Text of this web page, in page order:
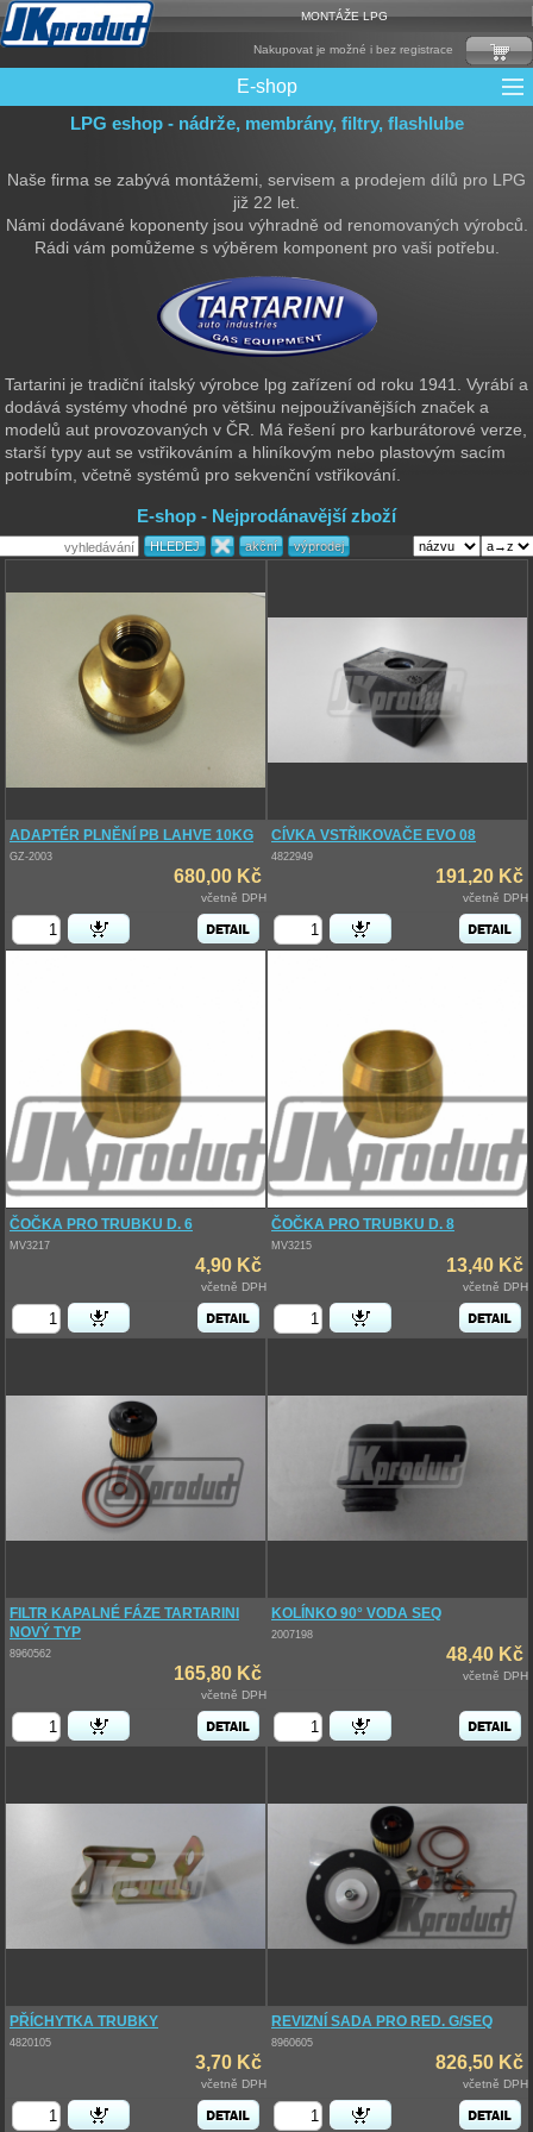
MONTÁŽE LPG
Nakupovat je možné i bez registrace
E-shop
CNG Nádrže
Elektronika + Emulátory
Filtry + Membrány
LPG Nádrže
Mixy + protizášlehové klapky
Multiventily + příslušenství
Ochrana Motoru
Přepínače
Rámy nádrží
Redukce plnění
Reduktory
Řídící jednotky + Testry
Sady + vstřikovače
Spojovací Materiál
Spotřební materiál
Trubky a Hadice
Ventily
LPG eshop - nádrže, membrány, filtry, flashlube
Naše firma se zabývá montážemi, servisem a prodejem dílů pro LPG
již 22 let.
Námi dodávané koponenty jsou výhradně od renomovaných výrobců.
Rádi vám pomůžeme s výběrem komponent pro vaši potřebu.
Tartarini je tradiční italský výrobce lpg zařízení od roku 1941. Vyrábí a
dodává systémy vhodné pro většinu nejpoužívanějších značek a
modelů aut provozovaných v ČR. Má řešení pro karburátorové verze,
starší typy aut se vstřikováním a hliníkovým nebo plastovým sacím
potrubím, včetně systémů pro sekvenční vstřikování.
E-shop - Nejprodánavější zboží
ADAPTÉR PLNĚNÍ PB LAHVE 10KG
GZ-2003
680,00 Kč
včetně DPH
CÍVKA VSTŘIKOVAČE EVO 08
4822949
191,20 Kč
včetně DPH
ČOČKA PRO TRUBKU D. 6
MV3217
4,90 Kč
včetně DPH
ČOČKA PRO TRUBKU D. 8
MV3215
13,40 Kč
včetně DPH
FILTR KAPALNÉ FÁZE TARTARINI
NOVÝ TYP
8960562
165,80 Kč
včetně DPH
KOLÍNKO 90° VODA SEQ
2007198
48,40 Kč
včetně DPH
PŘÍCHYTKA TRUBKY
4820105
3,70 Kč
včetně DPH
REVIZNÍ SADA PRO RED. G/SEQ
8960605
826,50 Kč
včetně DPH